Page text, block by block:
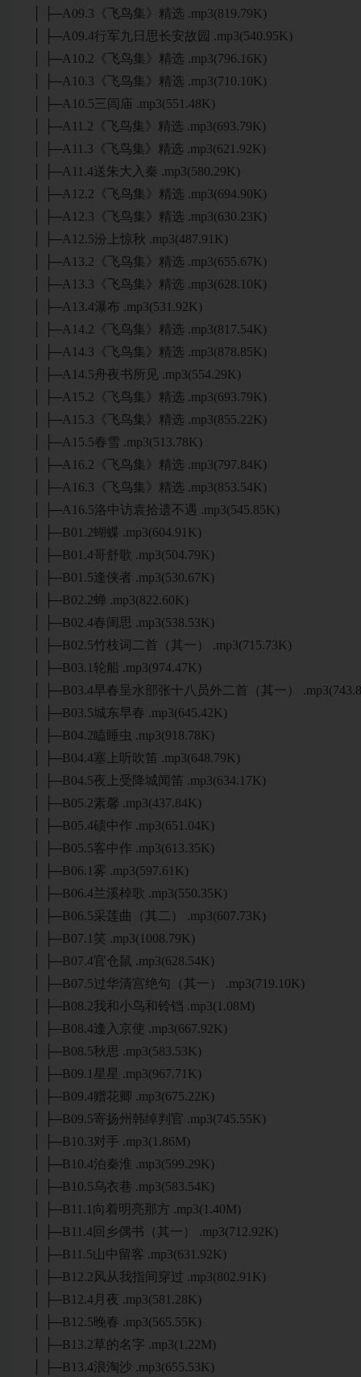
│ ├─A09.3《飞鸟集》精选 .mp3(819.79K)
│ ├─A09.4行军九日思长安故园 .mp3(540.95K)
│ ├─A10.2《飞鸟集》精选 .mp3(796.16K)
│ ├─A10.3《飞鸟集》精选 .mp3(710.10K)
│ ├─A10.5三闾庙 .mp3(551.48K)
│ ├─A11.2《飞鸟集》精选 .mp3(693.79K)
│ ├─A11.3《飞鸟集》精选 .mp3(621.92K)
│ ├─A11.4送朱大入秦 .mp3(580.29K)
│ ├─A12.2《飞鸟集》精选 .mp3(694.90K)
│ ├─A12.3《飞鸟集》精选 .mp3(630.23K)
│ ├─A12.5汾上惊秋 .mp3(487.91K)
│ ├─A13.2《飞鸟集》精选 .mp3(655.67K)
│ ├─A13.3《飞鸟集》精选 .mp3(628.10K)
│ ├─A13.4瀑布 .mp3(531.92K)
│ ├─A14.2《飞鸟集》精选 .mp3(817.54K)
│ ├─A14.3《飞鸟集》精选 .mp3(878.85K)
│ ├─A14.5舟夜书所见 .mp3(554.29K)
│ ├─A15.2《飞鸟集》精选 .mp3(693.79K)
│ ├─A15.3《飞鸟集》精选 .mp3(855.22K)
│ ├─A15.5春雪 .mp3(513.78K)
│ ├─A16.2《飞鸟集》精选 .mp3(797.84K)
│ ├─A16.3《飞鸟集》精选 .mp3(853.54K)
│ ├─A16.5洛中访袁拾遗不遇 .mp3(545.85K)
│ ├─B01.2蝴蝶 .mp3(604.91K)
│ ├─B01.4哥舒歌 .mp3(504.79K)
│ ├─B01.5逢侠者 .mp3(530.67K)
│ ├─B02.2蝉 .mp3(822.60K)
│ ├─B02.4春闺思 .mp3(538.53K)
│ ├─B02.5竹枝词二首（其一） .mp3(715.73K)
│ ├─B03.1轮船 .mp3(974.47K)
│ ├─B03.4早春呈水部张十八员外二首（其一）
│ ├─B03.5城东早春 .mp3(645.42K)
│ ├─B04.2瞌睡虫 .mp3(918.78K)
│ ├─B04.4塞上听吹笛 .mp3(648.79K)
│ ├─B04.5夜上受降城闻笛 .mp3(634.17K)
│ ├─B05.2素馨 .mp3(437.84K)
│ ├─B05.4碛中作 .mp3(651.04K)
│ ├─B05.5客中作 .mp3(613.35K)
│ ├─B06.1雾 .mp3(597.61K)
│ ├─B06.4兰溪棹歌 .mp3(550.35K)
│ ├─B06.5采莲曲（其二） .mp3(607.73K)
│ ├─B07.1笑 .mp3(1008.79K)
│ ├─B07.4官仓鼠 .mp3(628.54K)
│ ├─B07.5过华清宫绝句（其一） .mp3(719.10K)
│ ├─B08.2我和小鸟和铃铛 .mp3(1.08M)
│ ├─B08.4逢入京使 .mp3(667.92K)
│ ├─B08.5秋思 .mp3(583.53K)
│ ├─B09.1星星 .mp3(967.71K)
│ ├─B09.4赠花卿 .mp3(675.22K)
│ ├─B09.5寄扬州韩绰判官 .mp3(745.55K)
│ ├─B10.3对手 .mp3(1.86M)
│ ├─B10.4泊秦淮 .mp3(599.29K)
│ ├─B10.5乌衣巷 .mp3(583.54K)
│ ├─B11.1向着明亮那方 .mp3(1.40M)
│ ├─B11.4回乡偶书（其一） .mp3(712.92K)
│ ├─B11.5山中留客 .mp3(631.92K)
│ ├─B12.2风从我指间穿过 .mp3(802.91K)
│ ├─B12.4月夜 .mp3(581.28K)
│ ├─B12.5晚春 .mp3(565.55K)
│ ├─B13.2草的名字 .mp3(1.22M)
│ ├─B13.4浪淘沙 .mp3(655.53K)